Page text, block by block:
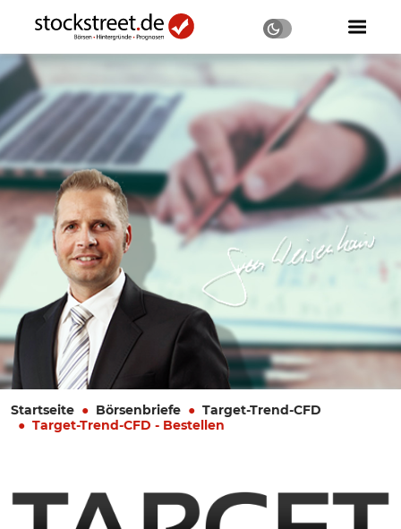
Startseite Börsenbriefe
Target-Trend-CFD
Target-Trend-CFD - Bestellen